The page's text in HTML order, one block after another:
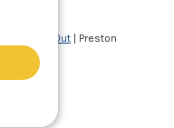
Opt-Out | Preston